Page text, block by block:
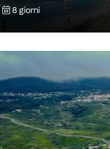
8 giorni